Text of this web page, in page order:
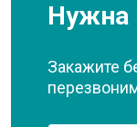
Нужна
Закажите